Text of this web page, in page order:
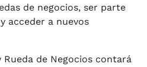
de negocios, ser parte
acceder a nuevos
Rueda de Negocios contará